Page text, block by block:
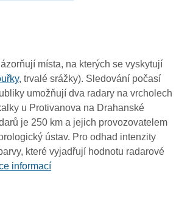
místa, na kterých se vyskytují
, trvalé srážky). Sledování počasí
umožňují dva radary na vrcholech
u Protivanova na Drahanské
je 250 km a jejich provozovatelem
ústav. Pro odhad intenzity
které vyjadřují hodnotu radarové
informací